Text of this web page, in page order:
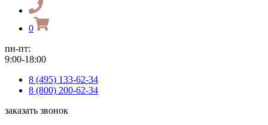
0
пн-пт:
9:00-18:00
8 (495) 133-62-34
8 (800) 200-62-34
заказать звонок